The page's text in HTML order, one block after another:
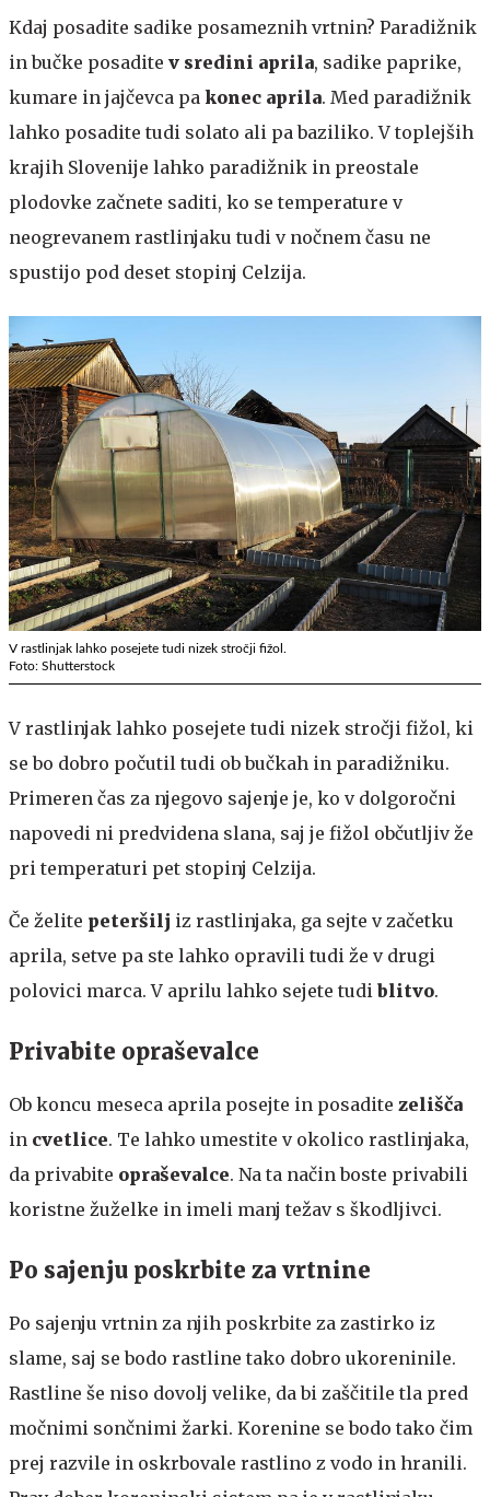
Kdaj posadite sadike posameznih vrtnin? Paradižnik
in bučke posadite v sredini aprila, sadike paprike,
kumare in jajčevca pa konec aprila. Med paradižnik
lahko posadite tudi solato ali pa baziliko. V toplejših
krajih Slovenije lahko paradižnik in preostale
plodovke začnete saditi, ko se temperature v
neogrevanem rastlinjaku tudi v nočnem času ne
spustijo pod deset stopinj Celzija.
V rastlinjak lahko posejete tudi nizek stročji fižol.
Foto: Shutterstock
V rastlinjak lahko posejete tudi nizek stročji fižol, ki
se bo dobro počutil tudi ob bučkah in paradižniku.
Primeren čas za njegovo sajenje je, ko v dolgoročni
napovedi ni predvidena slana, saj je fižol občutljiv že
pri temperaturi pet stopinj Celzija.
Če želite peteršilj iz rastlinjaka, ga sejte v začetku
aprila, setve pa ste lahko opravili tudi že v drugi
polovici marca. V aprilu lahko sejete tudi blitvo.
Privabite opraševalce
Ob koncu meseca aprila posejte in posadite zelišča
in cvetlice. Te lahko umestite v okolico rastlinjaka,
da privabite opraševalce. Na ta način boste privabili
koristne žuželke in imeli manj težav s škodljivci.
Po sajenju poskrbite za vrtnine
Po sajenju vrtnin za njih poskrbite za zastirko iz
slame, saj se bodo rastline tako dobro ukoreninile.
Rastline še niso dovolj velike, da bi zaščitile tla pred
močnimi sončnimi žarki. Korenine se bodo tako čim
prej razvile in oskrbovale rastlino z vodo in hranili.